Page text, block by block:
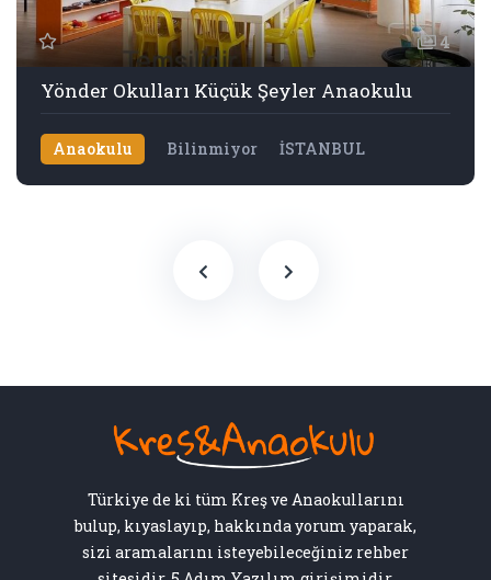
4
Yönder Okulları Küçük Şeyler Anaokulu
Anaokulu Bilinmiyor İSTANBUL
Türkiye de ki tüm Kreş ve Anaokullarını
bulup, kıyaslayıp, hakkında yorum yaparak,
sizi aramalarını isteyebileceğiniz rehber